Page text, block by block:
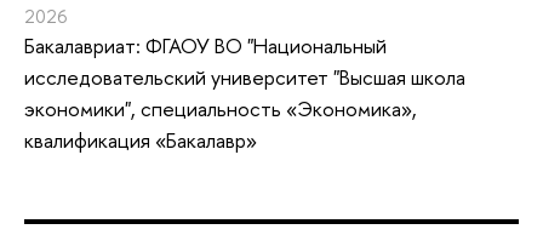
2026
Бакалавриат: ФГАОУ ВО "Национальный
исследовательский университет "Высшая школа
экономики", специальность «Экономика»,
квалификация «Бакалавр»